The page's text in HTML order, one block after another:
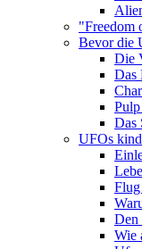
"Freedom
Bevor die
Die
Das
Das
UFOs
Flug
Den
Wie